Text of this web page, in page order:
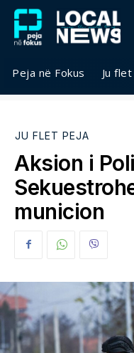
Peja në Fokus Ju
JU FLET PEJA
Aksion i
municion